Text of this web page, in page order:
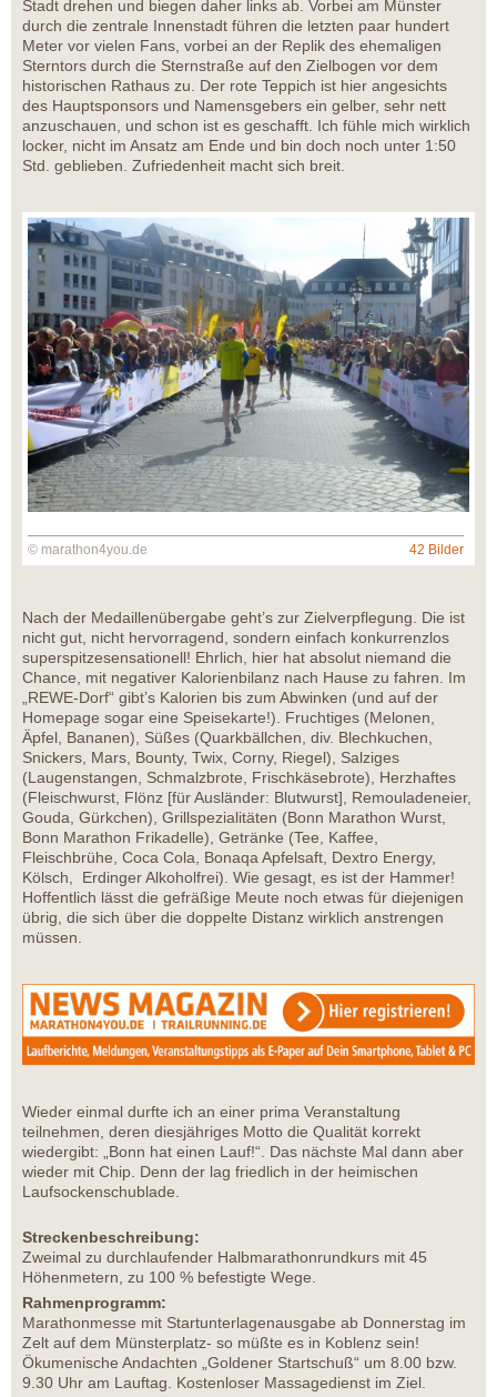
Stadt drehen und biegen daher links ab. Vorbei am Münster
durch die zentrale Innenstadt führen die letzten paar hundert
Meter vor vielen Fans, vorbei an der Replik des ehemaligen
Sterntors durch die Sternstraße auf den Zielbogen vor dem
historischen Rathaus zu. Der rote Teppich ist hier angesichts
des Hauptsponsors und Namensgebers ein gelber, sehr nett
anzuschauen, und schon ist es geschafft. Ich fühle mich wirklich
locker, nicht im Ansatz am Ende und bin doch noch unter 1:50
Std. geblieben. Zufriedenheit macht sich breit.
© marathon4you.de 42 Bilder
Nach der Medaillenübergabe geht’s zur Zielverpflegung. Die ist
nicht gut, nicht hervorragend, sondern einfach konkurrenzlos
superspitzesensationell! Ehrlich, hier hat absolut niemand die
Chance, mit negativer Kalorienbilanz nach Hause zu fahren. Im
„REWE-Dorf“ gibt’s Kalorien bis zum Abwinken (und auf der
Homepage sogar eine Speisekarte!). Fruchtiges (Melonen,
Äpfel, Bananen), Süßes (Quarkbällchen, div. Blechkuchen,
Snickers, Mars, Bounty, Twix, Corny, Riegel), Salziges
(Laugenstangen, Schmalzbrote, Frischkäsebrote), Herzhaftes
(Fleischwurst, Flönz [für Ausländer: Blutwurst], Remouladeneier,
Gouda, Gürkchen), Grillspezialitäten (Bonn Marathon Wurst,
Bonn Marathon Frikadelle), Getränke (Tee, Kaffee,
Fleischbrühe, Coca Cola, Bonaqa Apfelsaft, Dextro Energy,
Kölsch, Erdinger Alkoholfrei). Wie gesagt, es ist der Hammer!
Hoffentlich lässt die gefräßige Meute noch etwas für diejenigen
übrig, die sich über die doppelte Distanz wirklich anstrengen
müssen.
Wieder einmal durfte ich an einer prima Veranstaltung
teilnehmen, deren diesjähriges Motto die Qualität korrekt
wiedergibt: „Bonn hat einen Lauf!“. Das nächste Mal dann aber
wieder mit Chip. Denn der lag friedlich in der heimischen
Laufsockenschublade.
Streckenbeschreibung:
Zweimal zu durchlaufender Halbmarathonrundkurs mit 45
Höhenmetern, zu 100 % befestigte Wege.
Rahmenprogramm:
Marathonmesse mit Startunterlagenausgabe ab Donnerstag im
Zelt auf dem Münsterplatz- so müßte es in Koblenz sein!
Ökumenische Andachten „Goldener Startschuß“ um 8.00 bzw.
9.30 Uhr am Lauftag. Kostenloser Massagedienst im Ziel.